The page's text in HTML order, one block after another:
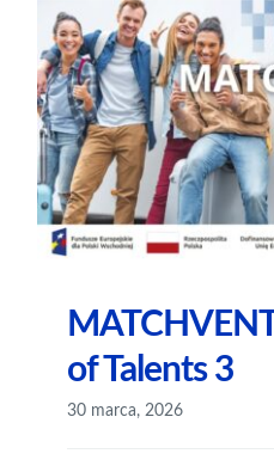
of Talents 3
30 marca, 2026